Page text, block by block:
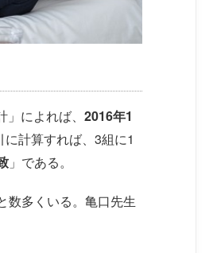
によれば、 2016年1
に計算すれば、3組に1
」である。
数多くいる。亀口先生